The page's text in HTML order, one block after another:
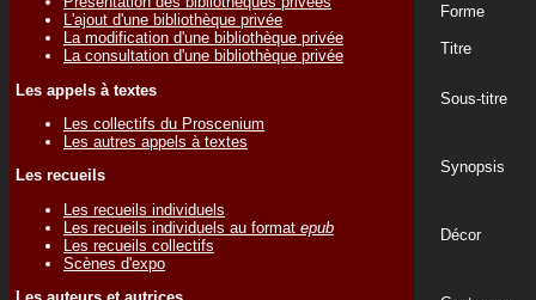
L'ajout d'une bibliothèque privée
La modification d'une bibliothèque privée
La consultation d'une bibliothèque privée
Les appels à textes
Les collectifs du Proscenium
Les autres appels à textes
Les recueils
Les recueils individuels
Les recueils individuels au format epub
Les recueils collectifs
Scènes d'expo
Forme
Titre
Sous-titre
Synopsis
Décor